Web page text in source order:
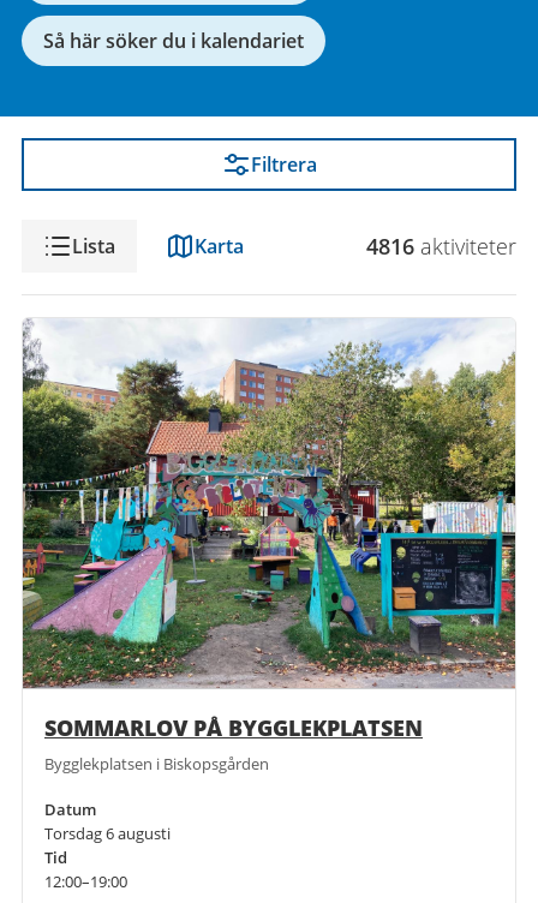
Så här söker du i kalendariet
Filtrera
VisningLista Karta 4816 aktiviteter
SOMMARLOV PÅ BYGGLEKPLATSEN
Bygglekplatsen i Biskopsgården
Datum
Torsdag 6 augusti
Tid
12:00–19:00